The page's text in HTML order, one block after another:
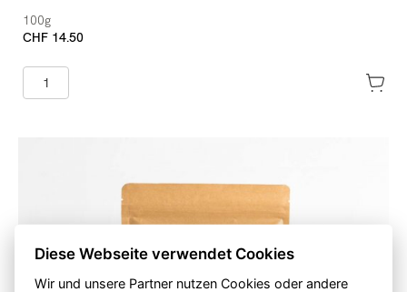
100g
CHF 14.50
Diese Webseite verwendet Cookies
Wir und unsere Partner nutzen Cookies oder andere